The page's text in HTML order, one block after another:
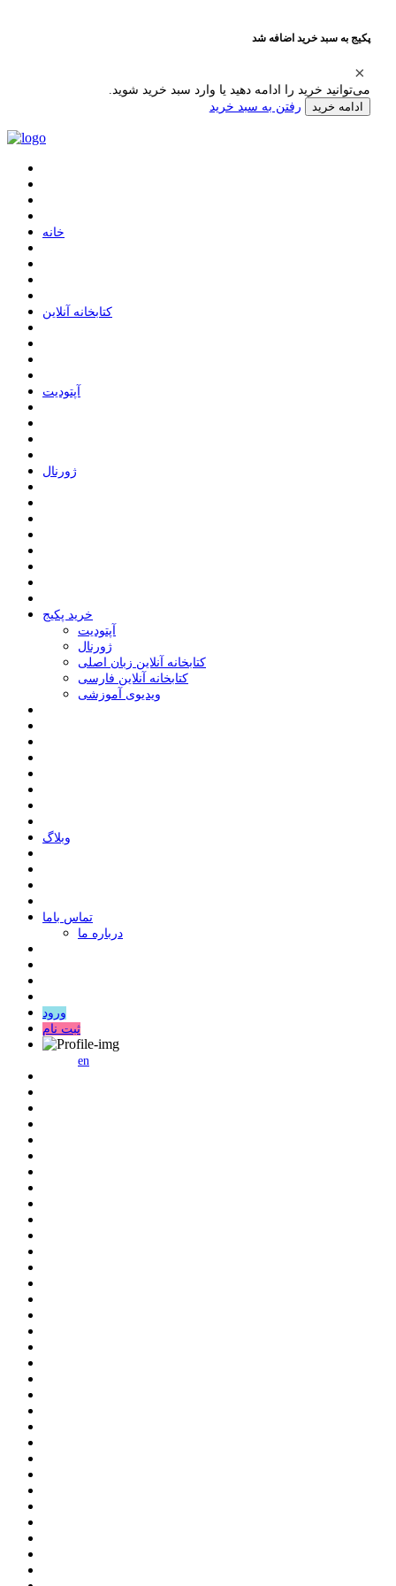
پکیج به سبد خرید اضافه شد
می‌توانید خرید را ادامه دهید یا وارد سبد خرید شوید.
ادامه خرید رفتن به سبد خرید
ﺧﺎﻧﻪ
ﮐﺘﺎﺑﺨﺎﻧﻪ ﺁﻧﻼﯾﻦ
ﺁﭘﺘﻮﺩﯾﺖ
ﮊﻭﺭﻧﺎﻝ
خرید پکیج
ﺁﭘﺘﻮﺩﯾﺖ
ﮊﻭﺭﻧﺎﻝ
کتابخانه آنلاین زبان اصلی
کتابخانه آنلاین فارسی
ویدیوی آموزشی
وبلاگ
ﺗﻤﺎﺱ ﺑﺎﻣﺎ
درباره ما
ورود
ثبت نام
en